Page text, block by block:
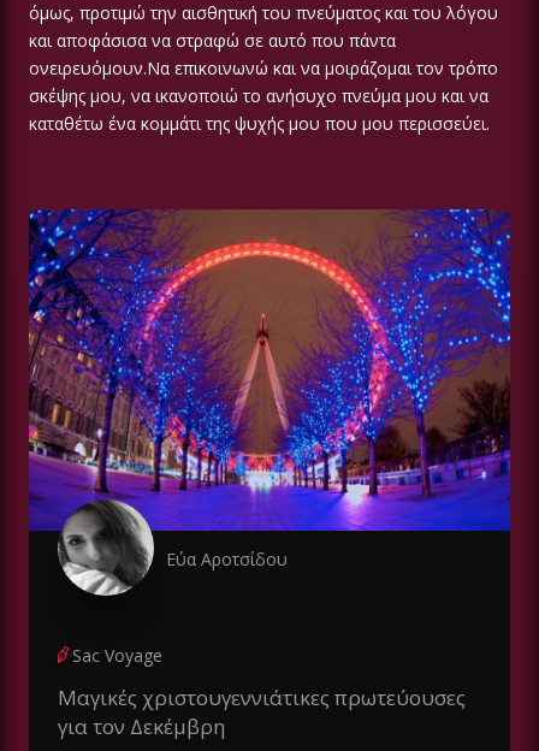
όμως, προτιμώ την αισθητική του πνεύματος και του λόγου
και αποφάσισα να στραφώ σε αυτό που πάντα
ονειρευόμουν.Να επικοινωνώ και να μοιράζομαι τον τρόπο
σκέψης μου, να ικανοποιώ το ανήσυχο πνεύμα μου και να
καταθέτω ένα κομμάτι της ψυχής μου που μου περισσεύει.
Εύα Αροτσίδου
Sac Voyage
Μαγικές χριστουγεννιάτικες πρωτεύουσες
για τον Δεκέμβρη